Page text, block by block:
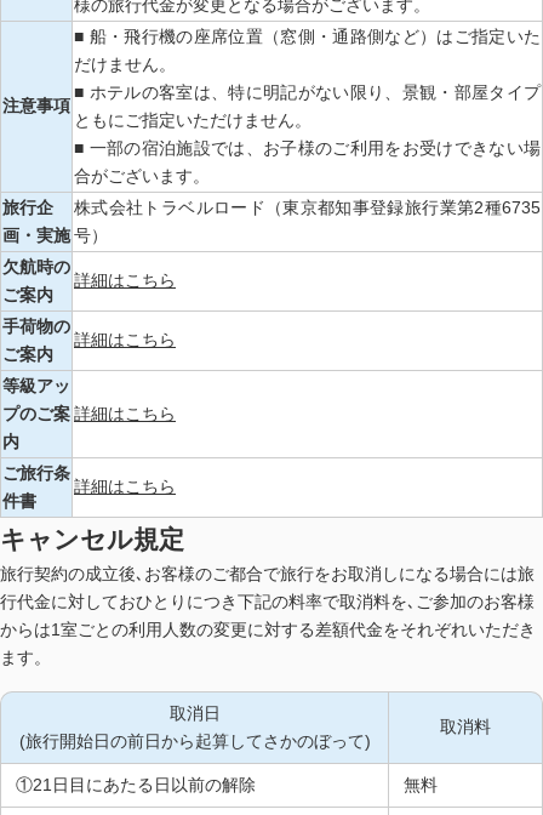
様の旅行代金が変更となる場合がございます。
注意事項
■ 船・飛行機の座席位置（窓側・通路側など）はご指定いた
だけません。
■ ホテルの客室は、特に明記がない限り、景観・部屋タイプ
ともにご指定いただけません。
■ 一部の宿泊施設では、お子様のご利用をお受けできない場
合がございます。
旅行企
画・実施
株式会社トラベルロード（東京都知事登録旅行業第2種6735
号）
欠航時の
ご案内
詳細はこちら
手荷物の
ご案内
詳細はこちら
等級アッ
プのご案
内
詳細はこちら
ご旅行条
件書
詳細はこちら
キャンセル規定
旅行契約の成立後､お客様のご都合で旅行をお取消しになる場合には旅
行代金に対しておひとりにつき下記の料率で取消料を､ご参加のお客様
からは1室ごとの利用人数の変更に対する差額代金をそれぞれいただき
ます。
取消日
(旅行開始日の前日から起算してさかのぼって)
取消料
①21日目にあたる日以前の解除 無料